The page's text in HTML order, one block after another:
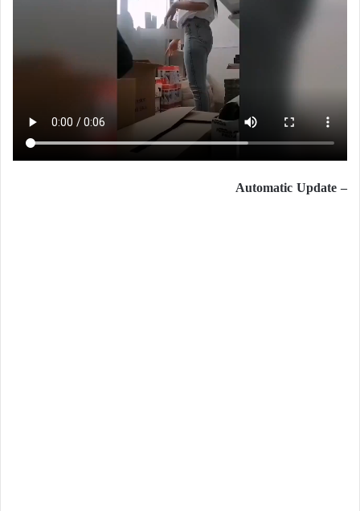
– Automatic Update